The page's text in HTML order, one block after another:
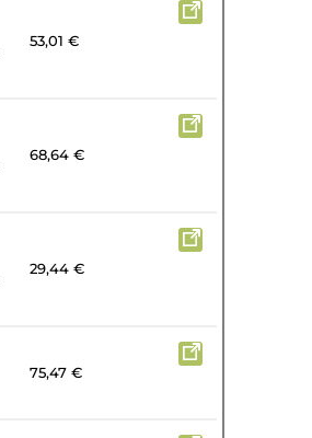
53,01 €
68,64 €
29,44 €
75,47 €